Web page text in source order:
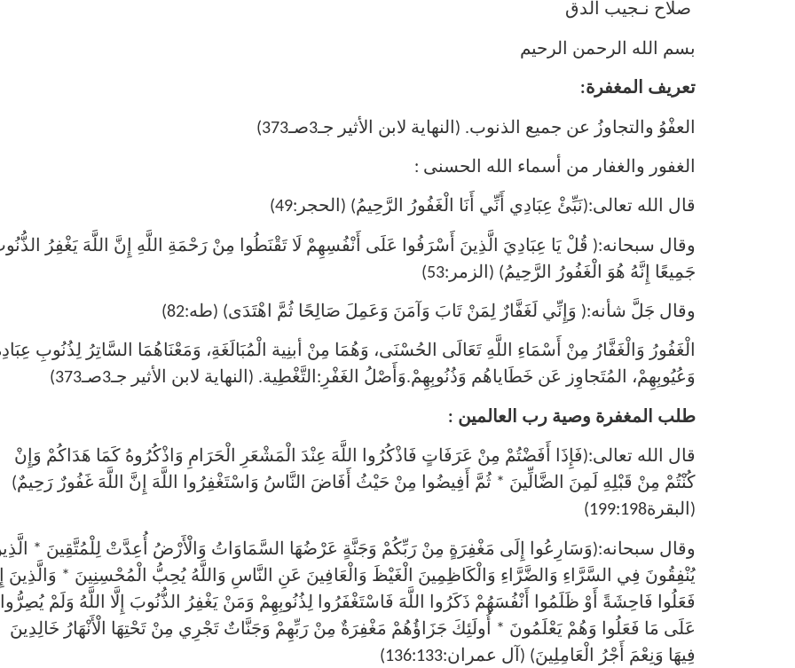
صلاح نـجيب الدق
بسم الله الرحمن الرحيم
تعريف المغفرة:
العفْوُ والتجاوزُ عن جميع الذنوب. (النهاية لابن الأثير جـ3صـ373)
الغفور والغفار من أسماء الله الحسنى :
قال الله تعالى:(نَبِّئْ عِبَادِي أَنِّي أَنَا الْغَفُورُ الرَّحِيمُ) (الحجر:49)
وقال سبحانه:( قُلْ يَا عِبَادِيَ الَّذِينَ أَسْرَفُوا عَلَى أَنْفُسِهِمْ لَا تَقْنَطُوا مِنْ رَحْمَةِ اللَّهِ إِنَّ اللَّهَ يَغْفِرُ
جَمِيعًا إِنَّهُ هُوَ الْغَفُورُ الرَّحِيمُ) (الزمر:53)
وقال جَلَّ شأنه:( وَإِنِّي لَغَفَّارٌ لِمَنْ تَابَ وَآمَنَ وَعَمِلَ صَالِحًا ثُمَّ اهْتَدَى) (طه:82)
الْغَفُورُ وَالْغَفَّارُ مِنْ أَسْمَاءِ اللَّهِ تَعَالَى الحُسْنَى، وَهُمَا مِنْ أبنِية الْمُبَالَغَةِ، وَمَعْنَاهُمَا السَّاتِرُ لِذُنُوبِ
وَعُيُوبِهِمْ، المُتَجاوِز عَن خَطَاياهُم وَذُنُوبِهِمْ.وَأَصْلُ الغَفْرِ:التَّغْطِية. (النهاية لابن الأثير جـ3صـ373)
طلب المغفرة وصية رب العالمين :
قال الله تعالى:(فَإِذَا أَفَضْتُمْ مِنْ عَرَفَاتٍ فَاذْكُرُوا اللَّهَ عِنْدَ الْمَشْعَرِ الْحَرَامِ وَاذْكُرُوهُ كَمَا هَدَاكُمْ وَإِنْ
كُنْتُمْ مِنْ قَبْلِهِ لَمِنَ الضَّالِّينَ * ثُمَّ أَفِيضُوا مِنْ حَيْثُ أَفَاضَ النَّاسُ وَاسْتَغْفِرُوا اللَّهَ إِنَّ اللَّهَ غَفُورٌ رَحِيمٌ)
(البقرة199:198)
وقال سبحانه:(وَسَارِعُوا إِلَى مَغْفِرَةٍ مِنْ رَبِّكُمْ وَجَنَّةٍ عَرْضُهَا السَّمَاوَاتُ وَالْأَرْضُ أُعِدَّتْ لِلْمُتَّقِينَ *
يُنْفِقُونَ فِي السَّرَّاءِ وَالضَّرَّاءِ وَالْكَاظِمِينَ الْغَيْظَ وَالْعَافِينَ عَنِ النَّاسِ وَاللَّهُ يُحِبُّ الْمُحْسِنِينَ * وَالَّذِينَ
فَعَلُوا فَاحِشَةً أَوْ ظَلَمُوا أَنْفُسَهُمْ ذَكَرُوا اللَّهَ فَاسْتَغْفَرُوا لِذُنُوبِهِمْ وَمَنْ يَغْفِرُ الذُّنُوبَ إِلَّا اللَّهُ وَلَمْ يُصِرُّوا
عَلَى مَا فَعَلُوا وَهُمْ يَعْلَمُونَ * أُولَئِكَ جَزَاؤُهُمْ مَغْفِرَةٌ مِنْ رَبِّهِمْ وَجَنَّاتٌ تَجْرِي مِنْ تَحْتِهَا الْأَنْهَارُ خَالِدِينَ
فِيهَا وَنِعْمَ أَجْرُ الْعَامِلِينَ) (آل عمران:136:133)